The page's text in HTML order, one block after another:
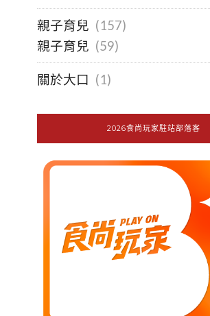
親子育兒 (157)
親子育兒 (59)
關於大口 (1)
2026食尚玩家駐站部落客